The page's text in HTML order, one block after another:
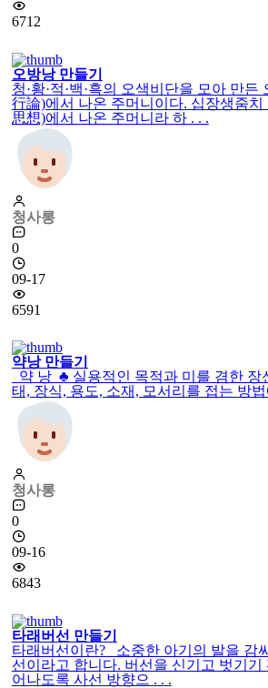
6712
오방낭 만들기
청·황·적·백·흑의 오색비단을 모아 만
行論)에서 나온 주머니이다. 십장생줌
思想)에서 나온 주머니라 하 . . .
청사롱
0
09-17
6591
약낭 만들기
약 낭 ♣ 실용적인 목적과 미를 겸한 장
태, 장식, 용도, 소재, 모서리를 접는 방
청사롱
0
09-16
6843
타래버선 만들기
타래버선이란? 소중한 아기의 발을 감
선이라고 합니다. 버선을 신기고 벗기기
어나도록 사선 방향으 . . .